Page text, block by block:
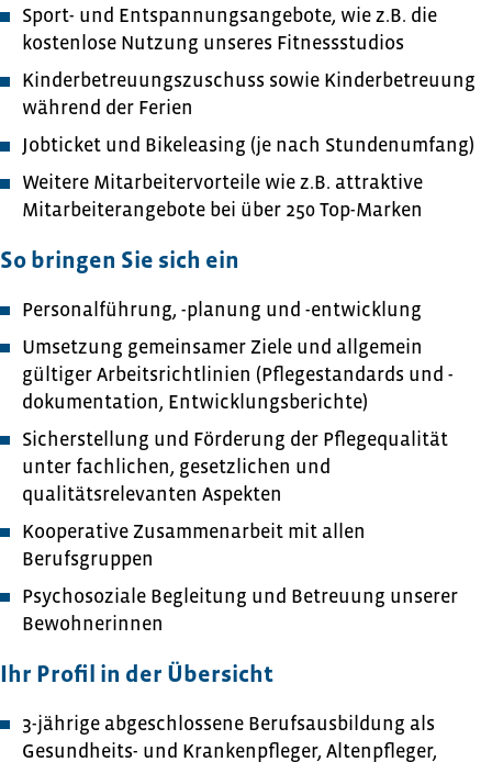
Sport- und Entspannungsangebote, wie z.B. die
kostenlose Nutzung unseres Fitnessstudios
Kinderbetreuungszuschuss sowie Kinderbetreuung
während der Ferien
Jobticket und Bikeleasing (je nach Stundenumfang)
Weitere Mitarbeitervorteile wie z.B. attraktive
Mitarbeiterangebote bei über 250 Top-Marken
So bringen Sie sich ein
Personalführung, -planung und -entwicklung
Umsetzung gemeinsamer Ziele und allgemein
gültiger Arbeitsrichtlinien (Pflegestandards und -
dokumentation, Entwicklungsberichte)
Sicherstellung und Förderung der Pflegequalität
unter fachlichen, gesetzlichen und
qualitätsrelevanten Aspekten
Kooperative Zusammenarbeit mit allen
Berufsgruppen
Psychosoziale Begleitung und Betreuung unserer
Bewohnerinnen
Ihr Profil in der Übersicht
3-jährige abgeschlossene Berufsausbildung als
Gesundheits- und Krankenpfleger, Altenpfleger,